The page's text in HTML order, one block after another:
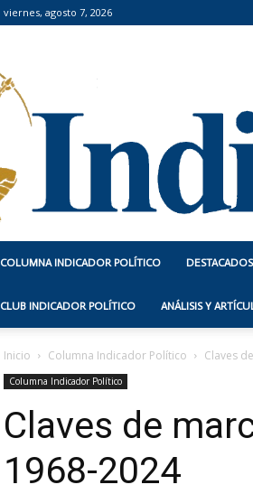
viernes, agosto 7, 2026
COLUMNA INDICADOR POLÍTICO DESTACADOS
CLUB INDICADOR POLÍTICO ANÁLISIS Y
Inicio Columna Indicador Político Claves
Columna Indicador Político
Claves de
1968-2024